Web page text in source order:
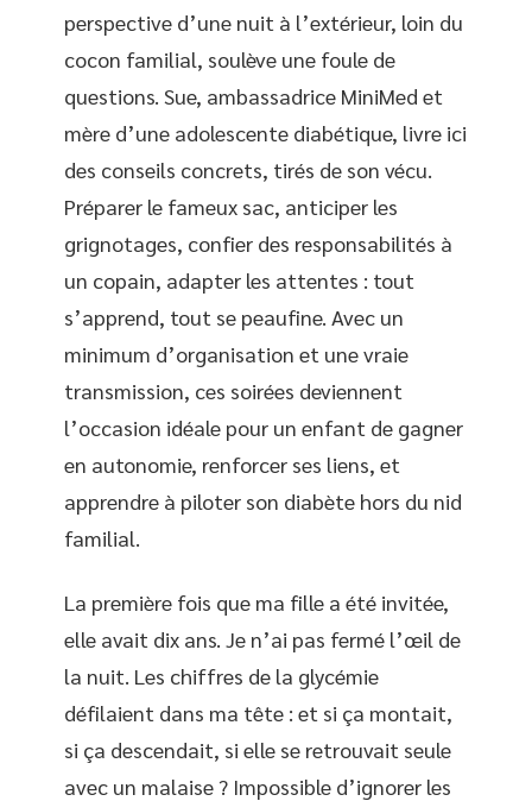
perspective d’une nuit à l’extérieur, loin du
cocon familial, soulève une foule de
questions. Sue, ambassadrice MiniMed et
mère d’une adolescente diabétique, livre ici
des conseils concrets, tirés de son vécu.
Préparer le fameux sac, anticiper les
grignotages, confier des responsabilités à
un copain, adapter les attentes : tout
s’apprend, tout se peaufine. Avec un
minimum d’organisation et une vraie
transmission, ces soirées deviennent
l’occasion idéale pour un enfant de gagner
en autonomie, renforcer ses liens, et
apprendre à piloter son diabète hors du nid
familial.
La première fois que ma fille a été invitée,
elle avait dix ans. Je n’ai pas fermé l’œil de
la nuit. Les chiffres de la glycémie
défilaient dans ma tête : et si ça montait,
si ça descendait, si elle se retrouvait seule
avec un malaise ? Impossible d’ignorer les